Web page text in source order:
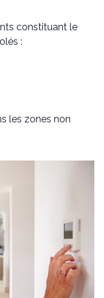
constituant le
:
les zones non